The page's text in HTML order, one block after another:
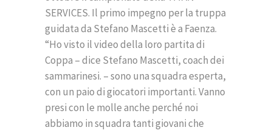
SERVICES. Il primo impegno per la truppa
guidata da Stefano Mascetti è a Faenza.
“Ho visto il video della loro partita di
Coppa – dice Stefano Mascetti, coach dei
sammarinesi. – sono una squadra esperta,
con un paio di giocatori importanti. Vanno
presi con le molle anche perché noi
abbiamo in squadra tanti giovani che